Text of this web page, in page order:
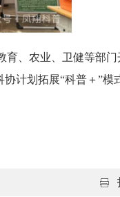
育、农业、卫健等部门
协计划拓展“科普＋”模